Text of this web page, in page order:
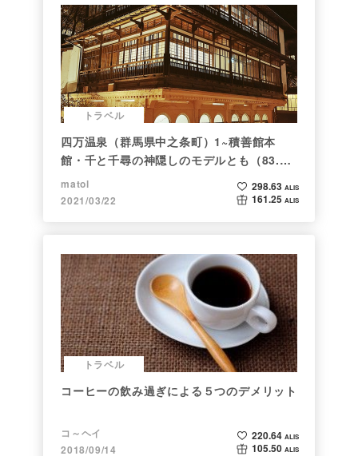
トラベル
四万温泉（群馬県中之条町）1~積善館本
館・千と千尋の神隠しのモデルとも（83.と
らべるショット）
matol
2021/03/22
298.63 ALIS
161.25 ALIS
トラベル
コーヒーの飲み過ぎによる５つのデメリット
コ～ヘイ
2018/09/14
220.64 ALIS
105.50 ALIS